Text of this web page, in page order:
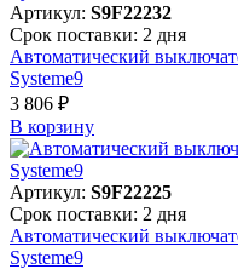
Артикул: S9F22232
Срок поставки: 2 дня
Автоматический
Systeme9
3 806 ₽
В корзинy
Артикул: S9F22225
Срок поставки: 2 дня
Автоматический
Systeme9